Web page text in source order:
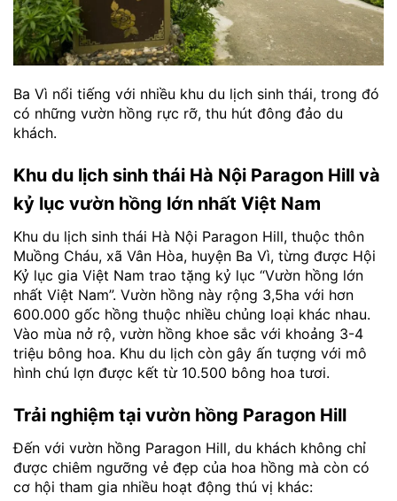
Ba Vì nổi tiếng với nhiều khu du lịch sinh thái, trong đó
có những vườn hồng rực rỡ, thu hút đông đảo du
khách.
Khu du lịch sinh thái Hà Nội Paragon Hill và
kỷ lục vườn hồng lớn nhất Việt Nam
Khu du lịch sinh thái Hà Nội Paragon Hill, thuộc thôn
Muồng Cháu, xã Vân Hòa, huyện Ba Vì, từng được Hội
Kỷ lục gia Việt Nam trao tặng kỷ lục “Vườn hồng lớn
nhất Việt Nam”. Vườn hồng này rộng 3,5ha với hơn
600.000 gốc hồng thuộc nhiều chủng loại khác nhau.
Vào mùa nở rộ, vườn hồng khoe sắc với khoảng 3-4
triệu bông hoa. Khu du lịch còn gây ấn tượng với mô
hình chú lợn được kết từ 10.500 bông hoa tươi.
Trải nghiệm tại vườn hồng Paragon Hill
Đến với vườn hồng Paragon Hill, du khách không chỉ
được chiêm ngưỡng vẻ đẹp của hoa hồng mà còn có
cơ hội tham gia nhiều hoạt động thú vị khác: